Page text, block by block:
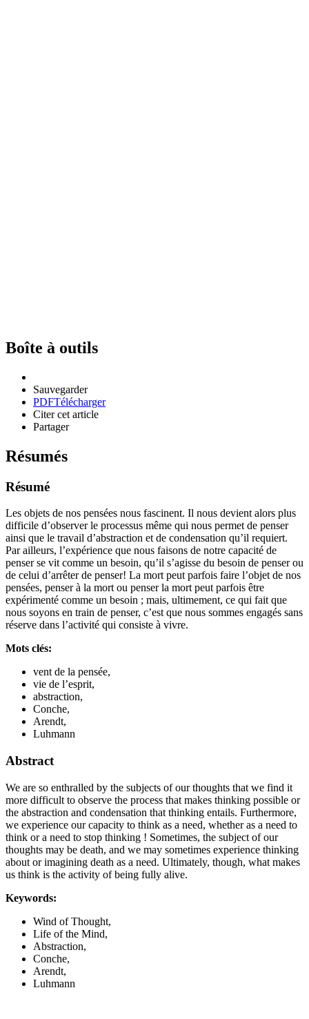
Boîte à outils
Sauvegarder
PDFTélécharger
Citer cet article
Partager
Résumés
Résumé
Les objets de nos pensées nous fascinent. Il nous devient alors plus
difficile d’observer le processus même qui nous permet de penser
ainsi que le travail d’abstraction et de condensation qu’il requiert.
Par ailleurs, l’expérience que nous faisons de notre capacité de
penser se vit comme un besoin, qu’il s’agisse du besoin de penser ou
de celui d’arrêter de penser! La mort peut parfois faire l’objet de nos
pensées, penser à la mort ou penser la mort peut parfois être
expérimenté comme un besoin ; mais, ultimement, ce qui fait que
nous soyons en train de penser, c’est que nous sommes engagés sans
réserve dans l’activité qui consiste à vivre.
Mots clés:
vent de la pensée,
vie de l’esprit,
abstraction,
Conche,
Arendt,
Luhmann
Abstract
We are so enthralled by the subjects of our thoughts that we find it
more difficult to observe the process that makes thinking possible or
the abstraction and condensation that thinking entails. Furthermore,
we experience our capacity to think as a need, whether as a need to
think or a need to stop thinking ! Sometimes, the subject of our
thoughts may be death, and we may sometimes experience thinking
about or imagining death as a need. Ultimately, though, what makes
us think is the activity of being fully alive.
Keywords:
Wind of Thought,
Life of the Mind,
Abstraction,
Conche,
Arendt,
Luhmann